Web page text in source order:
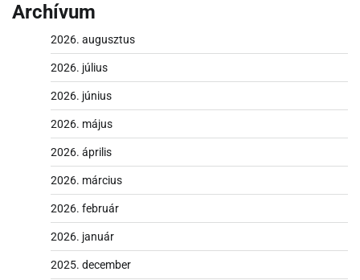
Archívum
2026. augusztus
2026. július
2026. június
2026. május
2026. április
2026. március
2026. február
2026. január
2025. december